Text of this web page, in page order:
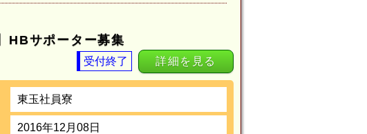
HBサポーター募集
受付終了 詳細を見る
東玉社員寮
2016年12月08日